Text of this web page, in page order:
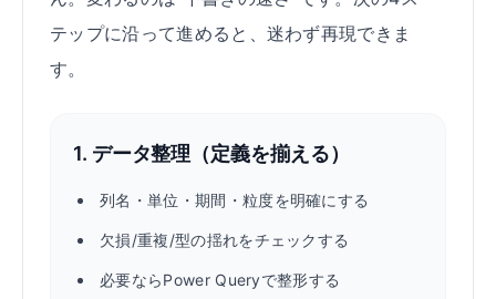
テップに沿って進めると、迷わず再現できま
す。
1. データ整理（定義を揃える）
列名・単位・期間・粒度を明確にする
欠損/重複/型の揺れをチェックする
必要ならPower Queryで整形する